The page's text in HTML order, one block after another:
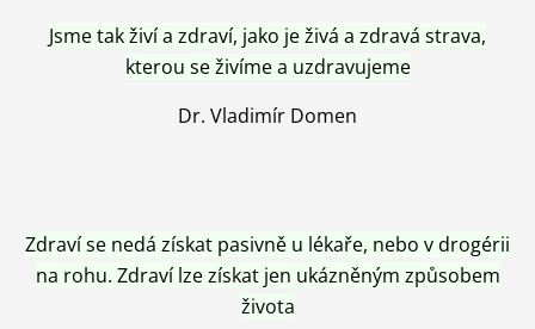
Jsme tak živí a zdraví, jako je živá a zdravá strava,
kterou se živíme a uzdravujeme
Dr. Vladimír Domen
Zdraví se nedá získat pasivně u lékaře, nebo v drogérii
na rohu. Zdraví lze získat jen ukázněným způsobem
života